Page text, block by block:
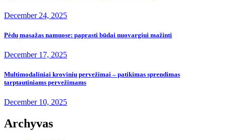
December 24, 2025
Pėdų masažas namuose: paprasti būdai nuovargiui mažinti
December 17, 2025
Multimodaliniai krovinių pervežimai – patikimas sprendimas
tarptautiniams pervežimams
December 10, 2025
Archyvas